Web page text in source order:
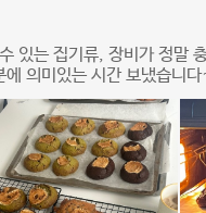
있는 집기류, 장비가 정말
의미있는 시간 보냈습니다